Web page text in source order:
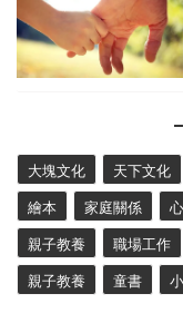
大塊文化 天下文化
繪本 家庭關係
親子教養 職場工作
親子教養 童書